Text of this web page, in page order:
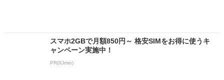
スマホ2GBで月額850円～ 格安SIMをお得に使うキ
ャンペーン実施中！
PR(IIJmio)